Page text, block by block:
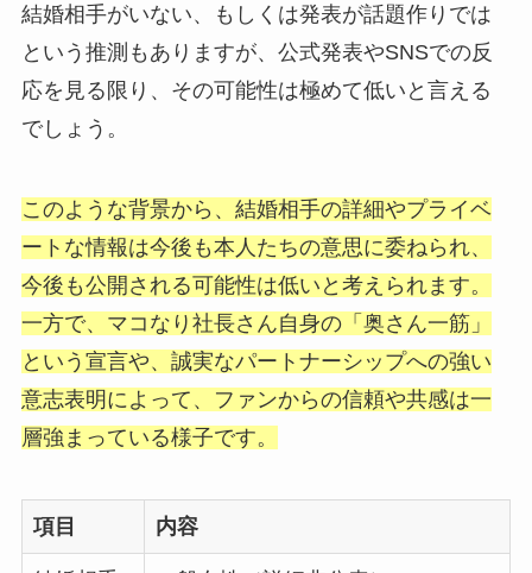
結婚相手がいない、もしくは発表が話題作りでは
という推測もありますが、公式発表やSNSでの反
応を見る限り、その可能性は極めて低いと言える
でしょう。
このような背景から、結婚相手の詳細やプライベ
ートな情報は今後も本人たちの意思に委ねられ、
今後も公開される可能性は低いと考えられます。
一方で、マコなり社長さん自身の「奥さん一筋」
という宣言や、誠実なパートナーシップへの強い
意志表明によって、ファンからの信頼や共感は一
層強まっている様子です。
項目 内容